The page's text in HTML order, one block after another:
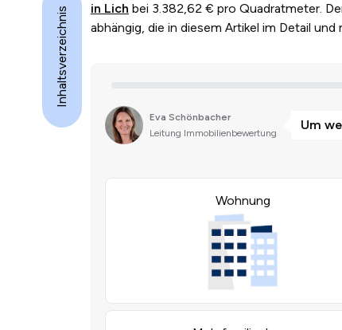
in Lich bei 3.382,62 € pro Quadratmeter.
abhängig, die in diesem Artikel im Detail
Inhaltsverzeichnis